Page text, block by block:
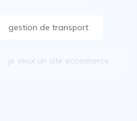
gestion de transport
je veux un site ecommerce